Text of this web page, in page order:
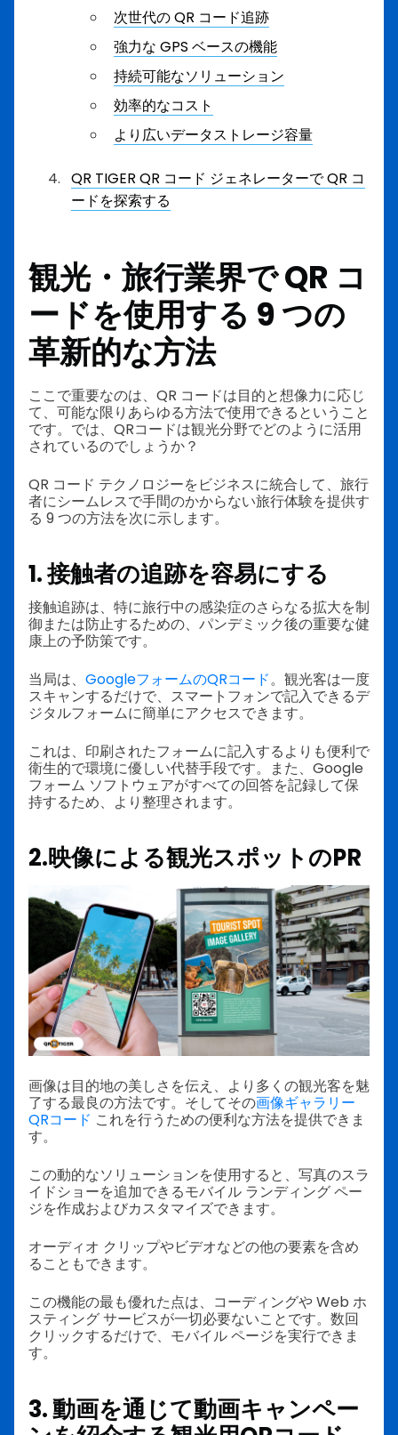
次世代の QR コード追跡
強力な GPS ベースの機能
持続可能なソリューション
効率的なコスト
より広いデータストレージ容量
QR TIGER QR コード ジェネレーターで QR コ
ードを探索する
観光・旅行業界で QR コ
ードを使用する 9 つの
革新的な方法
ここで重要なのは、QR コードは目的と想像力に応じ
て、可能な限りあらゆる方法で使用できるということ
です。では、QRコードは観光分野でどのように活用
されているのでしょうか？
QR コード テクノロジーをビジネスに統合して、旅行
者にシームレスで手間のかからない旅行体験を提供す
る 9 つの方法を次に示します。
1. 接触者の追跡を容易にする
接触追跡は、特に旅行中の感染症のさらなる拡大を制
御または防止するための、パンデミック後の重要な健
康上の予防策です。
当局は、 GoogleフォームのQRコード。観光客は一度
スキャンするだけで、スマートフォンで記入できるデ
ジタルフォームに簡単にアクセスできます。
これは、印刷されたフォームに記入するよりも便利で
衛生的で環境に優しい代替手段です。また、Google
フォーム ソフトウェアがすべての回答を記録して保
持するため、より整理されます。
2.映像による観光スポットのPR
画像は目的地の美しさを伝え、より多くの観光客を魅
了する最良の方法です。そしてその画像ギャラリー
QRコード これを行うための便利な方法を提供できま
す。
この動的なソリューションを使用すると、写真のスラ
イドショーを追加できるモバイル ランディング ペー
ジを作成およびカスタマイズできます。
オーディオ クリップやビデオなどの他の要素を含め
ることもできます。
この機能の最も優れた点は、コーディングや Web ホ
スティング サービスが一切必要ないことです。数回
クリックするだけで、モバイル ページを実行できま
す。
3. 動画を通じて動画キャンペー